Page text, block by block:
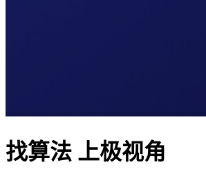
找算法 上极视角